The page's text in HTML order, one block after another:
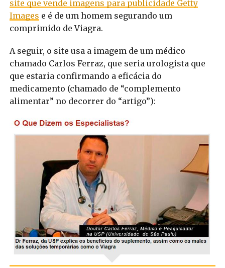
site que vende imagens para publicidade Getty
Images e é de um homem segurando um
comprimido de Viagra.
A seguir, o site usa a imagem de um médico
chamado Carlos Ferraz, que seria urologista que
que estaria confirmando a eficácia do
medicamento (chamado de “complemento
alimentar” no decorrer do “artigo”):